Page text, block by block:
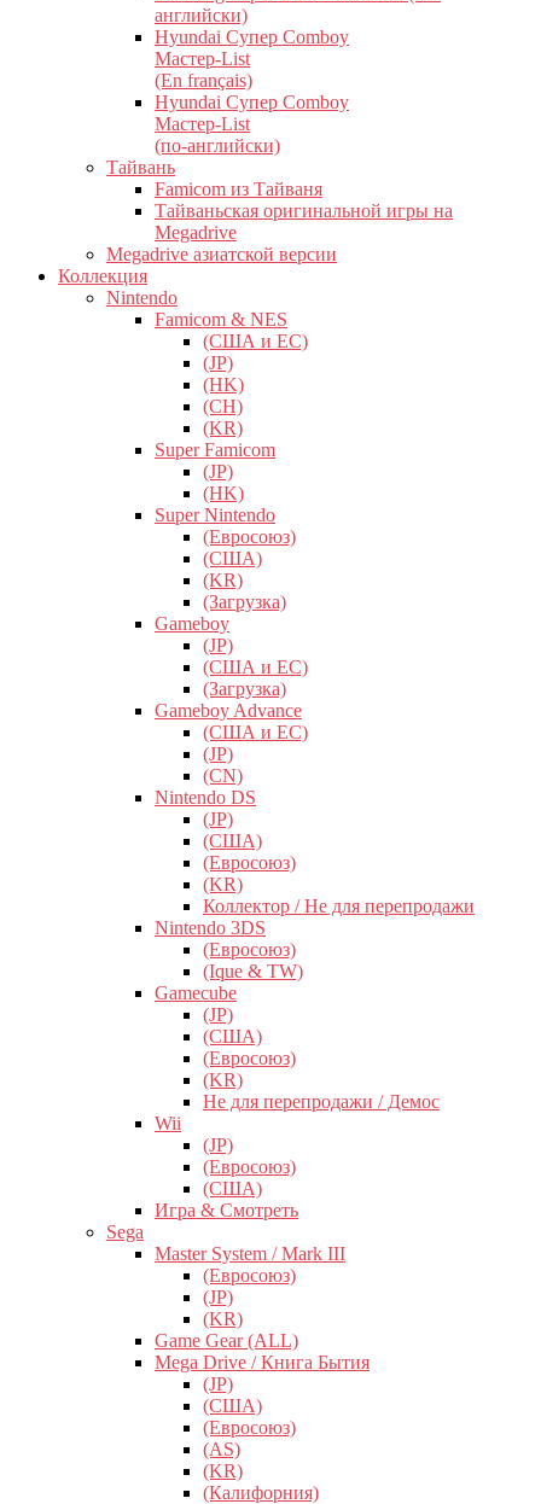
английски)
Hyundai Супер Comboy
Мастер-List
(En français)
Hyundai Супер Comboy
Мастер-List
(по-английски)
Тайвань
Famicom из Тайваня
Тайваньская оригинальной игры на
Megadrive
Megadrive азиатской версии
Коллекция
Nintendo
Famicom & NES
(США и ЕС)
(JP)
(HK)
(CH)
(KR)
Super Famicom
(JP)
(HK)
Super Nintendo
(Евросоюз)
(США)
(KR)
(Загрузка)
Gameboy
(JP)
(США и ЕС)
(Загрузка)
Gameboy Advance
(США и ЕС)
(JP)
(CN)
Nintendo DS
(JP)
(США)
(Евросоюз)
(KR)
Коллектор / Не для перепродажи
Nintendo 3DS
(Евросоюз)
(Ique & TW)
Gamecube
(JP)
(США)
(Евросоюз)
(KR)
Не для перепродажи / Демос
Wii
(JP)
(Евросоюз)
(США)
Игра & Смотреть
Sega
Master System / Mark III
(Евросоюз)
(JP)
(KR)
Game Gear (ALL)
Mega Drive / Книга Бытия
(JP)
(США)
(Евросоюз)
(AS)
(KR)
(Калифорния)